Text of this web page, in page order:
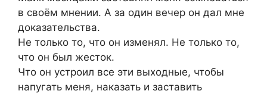
в своём мнении. А за один вечер он дал мне
доказательства.
Не только то, что он изменял. Не только то,
что он был жесток.
Что он устроил все эти выходные, чтобы
напугать меня, наказать и заставить